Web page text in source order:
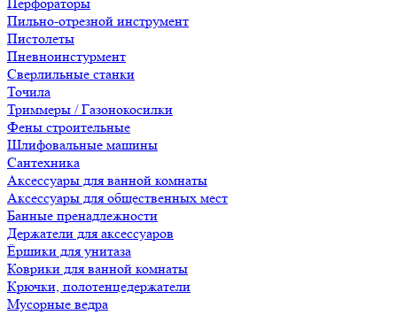
Пильно-отрезной инструмент
Пистолеты
Пневноинстурмент
Сверлильные станки
Точила
Триммеры / Газонокосилки
Фены строительные
Шлифовальные машины
Сантехника
Аксессуары для ванной комнаты
Аксессуары для общественных мест
Банные пренадлежности
Держатели для аксессуаров
Ёршики для унитаза
Коврики для ванной комнаты
Крючки, полотенцедержатели
Мусорные ведра